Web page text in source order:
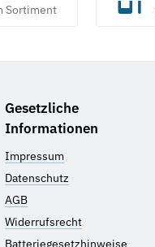
Sortiment
Gesetzliche
Informationen
Impressum
Datenschutz
AGB
Widerrufsrecht
Batteriegesetzhinweise